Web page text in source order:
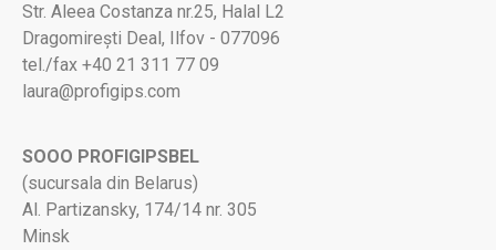
Str. Aleea Costanza nr.25, Halal L2
Dragomirești Deal, Ilfov - 077096
tel./fax +40 21 311 77 09
laura@profigips.com
SOOO PROFIGIPSBEL
(sucursala din Belarus)
Al. Partizansky, 174/14 nr. 305
Minsk